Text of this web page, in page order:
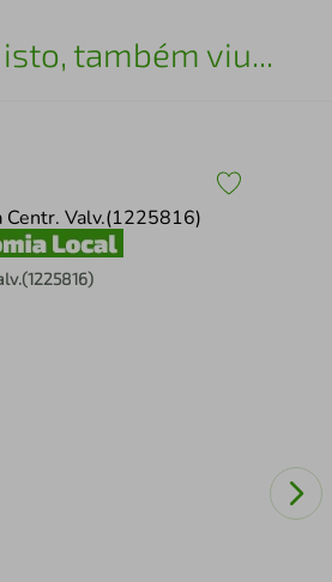
também viu...